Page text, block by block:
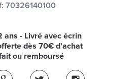
70326140100
ans - Livré avec écrin
dès 70€ d'achat
ou remboursé